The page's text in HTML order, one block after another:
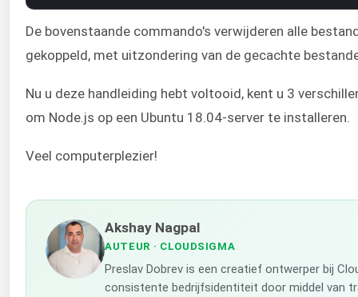
De bovenstaande commando's verwijderen alle
gekoppeld, met uitzondering van de gecachte
Nu u deze handleiding hebt voltooid, kent u 3
om Node.js op een Ubuntu 18.04-server te installeren.
Veel computerplezier!
Akshay Nagpal
AUTEUR · CLOUDSIGMA
Preslav Dobrev is een creatief ontwerper bij
consistente bedrijfsidentiteit door middel van